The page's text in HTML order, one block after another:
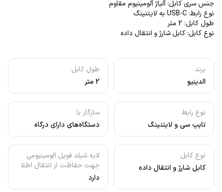
برند
الدینیو
طول کابل
2 متر
نوع رابط
تایپ سی و لایتنینگ
سازگار با
دستگاه‌های دارای درگاه
لایتنینگ
نوع کابل
کابل شارژ و انتقال داده
لایه شیلد فویل الومینیومی
جهت حفاظت از انتقال اطلا
دارد
جنس سری کابل: آلیاژ آلومینیوم مقاوم
نوع رابط: USB-C به لایتنینگ
طول کابل: 2 متر
نوع کابل: کابل شارژ و انتقال داده